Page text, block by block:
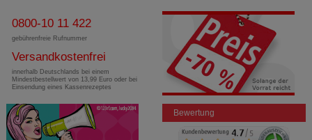
0800-10 11 422
gebührenfreie Rufnummer
Versandkostenfrei
innerhalb Deutschlands bei einem
Mindestbestellwert von 13,99 Euro oder bei
Einsendung eines Kassenrezeptes
Bewertung